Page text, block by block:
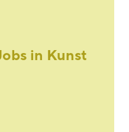
in Kunst